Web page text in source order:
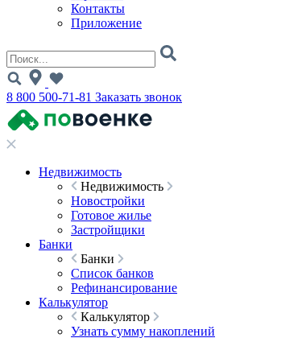
Контакты
Приложение
8 800 500-71-81 Заказать звонок
Недвижимость
Недвижимость
Новостройки
Готовое жилье
Застройщики
Банки
Банки
Список банков
Рефинансирование
Калькулятор
Калькулятор
Узнать сумму накоплений